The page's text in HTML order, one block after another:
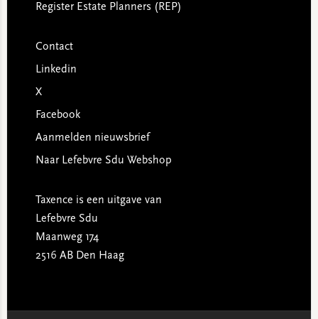
Register Estate Planners (REP)
Contact
Linkedin
X
Facebook
Aanmelden nieuwsbrief
Naar Lefebvre Sdu Webshop
Taxence is een uitgave van
Lefebvre Sdu
Maanweg 174
2516 AB Den Haag